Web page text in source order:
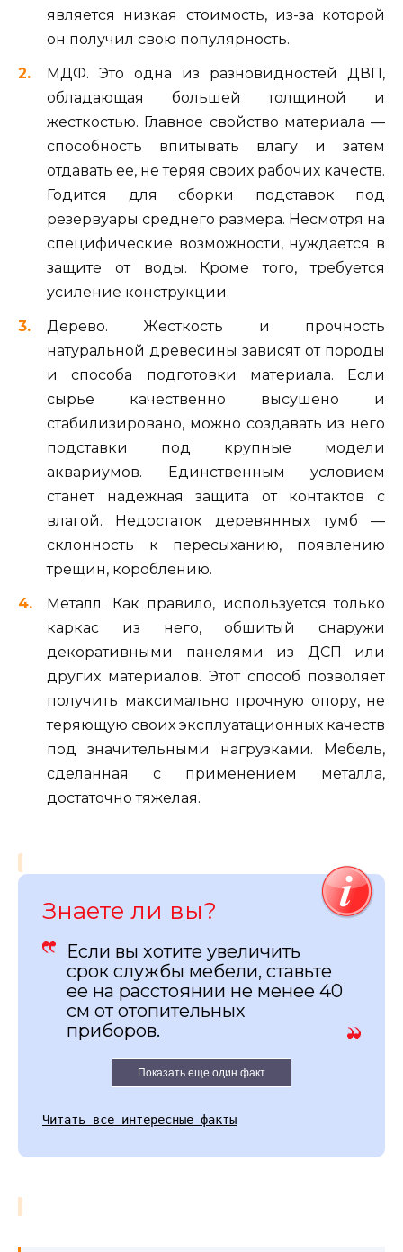
является низкая стоимость, из-за которой
он получил свою популярность.
МДФ. Это одна из разновидностей ДВП,
обладающая большей толщиной и
жесткостью. Главное свойство материала —
способность впитывать влагу и затем
отдавать ее, не теряя своих рабочих качеств.
Годится для сборки подставок под
резервуары среднего размера. Несмотря на
специфические возможности, нуждается в
защите от воды. Кроме того, требуется
усиление конструкции.
Дерево. Жесткость и прочность
натуральной древесины зависят от породы
и способа подготовки материала. Если
сырье качественно высушено и
стабилизировано, можно создавать из него
подставки под крупные модели
аквариумов. Единственным условием
станет надежная защита от контактов с
влагой. Недостаток деревянных тумб —
склонность к пересыханию, появлению
трещин, короблению.
Металл. Как правило, используется только
каркас из него, обшитый снаружи
декоративными панелями из ДСП или
других материалов. Этот способ позволяет
получить максимально прочную опору, не
теряющую своих эксплуатационных качеств
под значительными нагрузками. Мебель,
сделанная с применением металла,
достаточно тяжелая.
Знаете ли вы?
Если вы хотите увеличить
срок службы мебели, ставьте
ее на расстоянии не менее 40
см от отопительных
приборов.
Показать еще один факт
Читать все интересные факты